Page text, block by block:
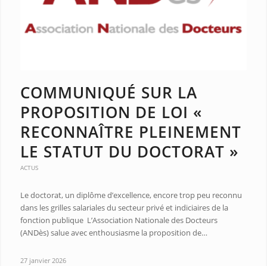
COMMUNIQUÉ SUR LA
PROPOSITION DE LOI «
RECONNAÎTRE PLEINEMENT
LE STATUT DU DOCTORAT »
ACTUS
Le doctorat, un diplôme d’excellence, encore trop peu reconnu
dans les grilles salariales du secteur privé et indiciaires de la
fonction publique L’Association Nationale des Docteurs
(ANDès) salue avec enthousiasme la proposition de…
27 janvier 2026